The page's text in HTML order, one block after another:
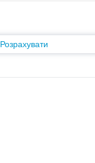
Розрахувати